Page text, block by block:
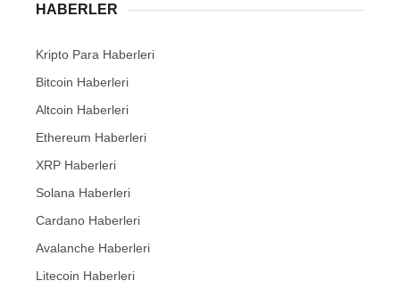
HABERLER
Kripto Para Haberleri
Bitcoin Haberleri
Altcoin Haberleri
Ethereum Haberleri
XRP Haberleri
Solana Haberleri
Cardano Haberleri
Avalanche Haberleri
Litecoin Haberleri